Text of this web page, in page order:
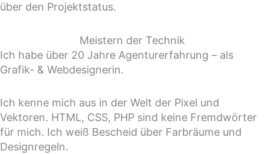
über den Projektstatus.
Meistern der Technik
Ich habe über 20 Jahre Agenturerfahrung – als
Grafik- & Webdesignerin.
Ich kenne mich aus in der Welt der Pixel und
Vektoren. HTML, CSS, PHP sind keine Fremdwörter
für mich. Ich weiß Bescheid über Farbräume und
Designregeln.